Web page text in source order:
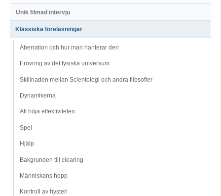
Unik filmad intervju
Klassiska föreläsningar
Aberration och hur man hanterar den
Erövring av det fysiska universum
Skillnaden mellan Scientologi och andra filosofier
Dynamikerna
Att höja effektiviteten
Spel
Hjälp
Bakgrunden till clearing
Människans hopp
Kontroll av hysteri